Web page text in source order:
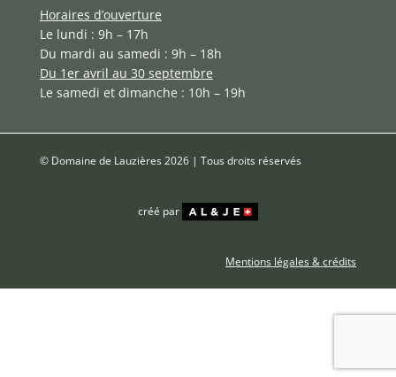
Horaires d’ouverture
Le lundi : 9h – 17h
Du mardi au samedi : 9h – 18h
Du 1er avril au 30 septembre
Le samedi et dimanche : 10h – 19h
© Domaine de Lauzières 2026 | Tous droits réservés
créé par
Mentions légales & crédits